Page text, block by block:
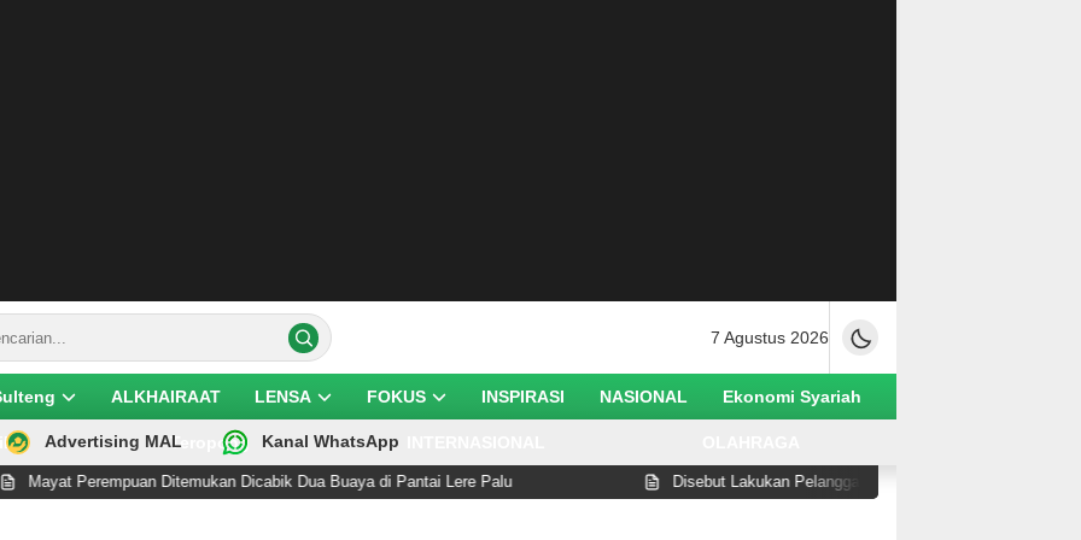
7 Agustus 2026
ALKHAIRAAT LENSA FOKUS INSPIRASI NASIONAL Ekonomi Syariah
Teropong
Advertising MAL Kanal WhatsApp
Perempuan Ditemukan Dicabik Dua Buaya di Pantai Lere Palu Disebut Lakukan Pelanggaran di Pantai Watusampu, Wabup